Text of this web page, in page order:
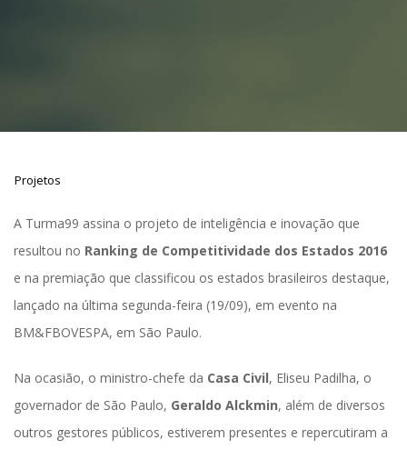
Projeto
A Turma99 assina o projeto de inteligência e inovação que
resultou no Ranking de Competitividade dos Estados 2016
e na premiação que classificou os estados brasileiros destaque,
lançado na última segunda-feira (19/09), em evento na
BM&FBOVESPA, em São Paulo.
Na ocasião, o ministro-chefe da Casa Civil, Eliseu Padilha, o
governador de São Paulo, Geraldo Alckmin, além de diversos
outros gestores públicos, estiverem presentes e repercutiram a